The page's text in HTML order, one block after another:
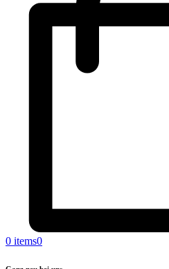
0 items0